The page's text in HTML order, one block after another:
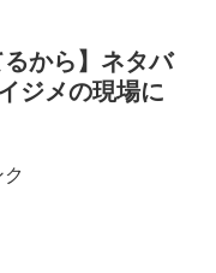
るから】ネタバ
ジメの現場に